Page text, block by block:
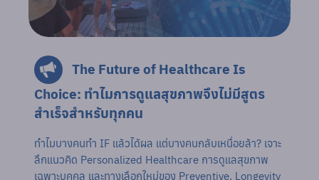
The Future of Healthcare Is
Choice: ทำไมการดูแลสุขภาพจึงไม่มีสูตร
สำเร็จสำหรับทุกคน
ทำไมบางคนทำ IF แล้วได้ผล แต่บางคนกลับเหนื่อยล้า? เจาะ
ลึกแนวคิด Personalized Healthcare การดูแลสุขภาพ
เฉพาะบุคคล และทางเลือกใหม่ของ Preventive, Longevity